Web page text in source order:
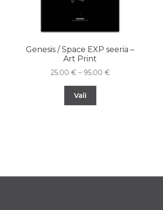
Genesis / Space EXP seeria –
Art Print
25.00 €– 95.00 €
Vali